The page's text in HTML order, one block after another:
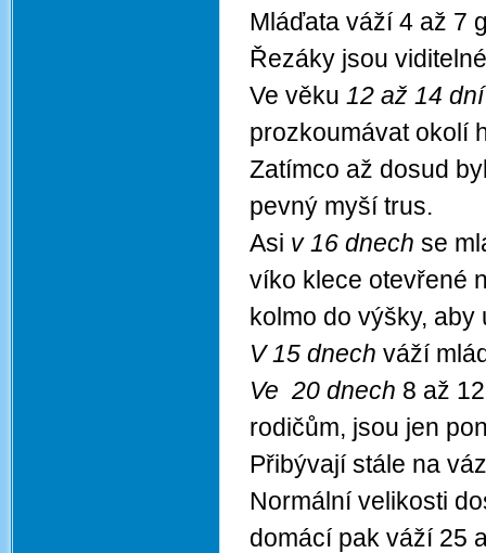
Mláďata váží 4 až 7
Řezáky jsou
Ve věku 12 až 14 dní
prozkoumávat okolí
Zatímco až dosud
pevný myší trus.
Asi v 16 dnech se
víko klece otevřené
kolmo do výšky, aby
V 15 dnech váží
Ve 20 dnech 8 až
rodičům, jsou jen
Přibývají stále na
Normální velikosti
domácí pak váží 25